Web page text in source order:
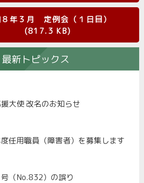
年３月 定例会（１日目）
(817.3 KB)
最新トピックス
大使 改名のお知らせ
任用職員（障害者）を募集します
（No.832）の誤り